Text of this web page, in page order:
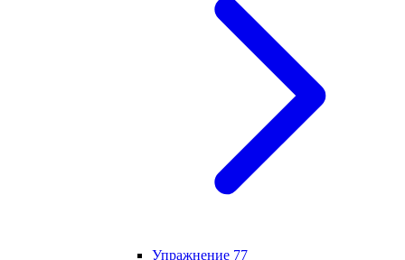
Упражнение 77